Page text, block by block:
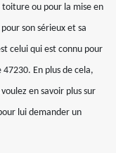
toiture ou pour la mise en
son sérieux et sa
celui qui est connu pour
En plus de cela,
en savoir plus sur
lui demander un